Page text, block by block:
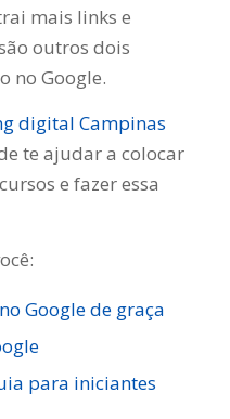
mais links e
outros dois
no Google.
digital Campinas
te ajudar a colocar
e fazer essa
Google de graça
para iniciantes